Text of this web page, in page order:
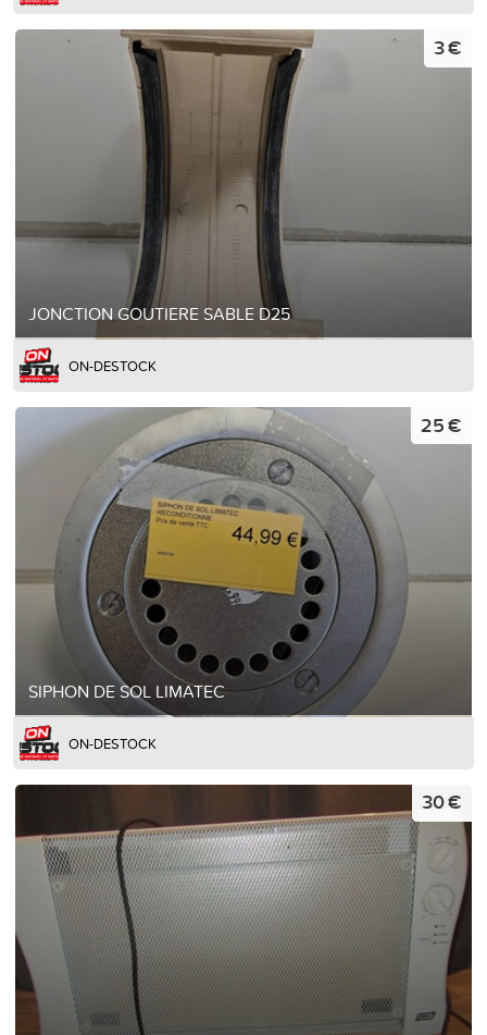
JONCTION GOUTIERE SABLE D25
3 €
ON-DESTOCK
SIPHON DE SOL LIMATEC
25 €
ON-DESTOCK
30 €